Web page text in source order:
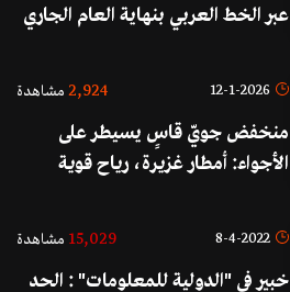
عبر الخط العربي بنهاية العام الجاري
12-1-2026
2,924 مشاهدة
منخفض جويّ قاسٍ يسيطر على
الأجواء: أمطار غزيرة، رياح قوية
8-4-2022
15,029 مشاهدة
خبير في "الدولية للمعلومات" : الحد